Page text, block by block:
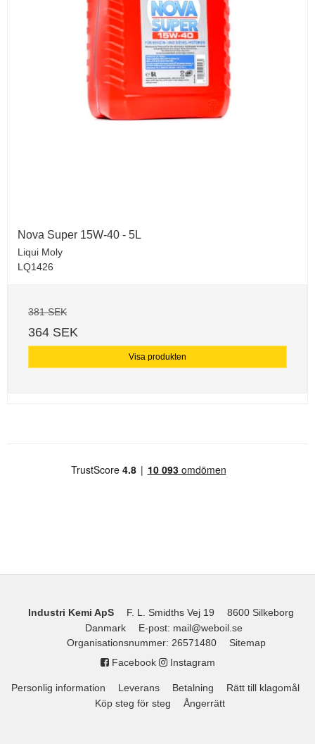
Nova Super 15W-40 - 5L
Liqui Moly
LQ1426
381 SEK
364 SEK
Visa produkten
Industri Kemi ApS F. L. Smidths Vej 19
8600 Silkeborg
Danmark
E-post: mail@weboil.se
Organisationsnummer: 26571480
Sitemap
Facebook
Instagram
Personlig information Leverans Betalning
Rätt till klagomål
Köp steg för steg
Ångerrätt